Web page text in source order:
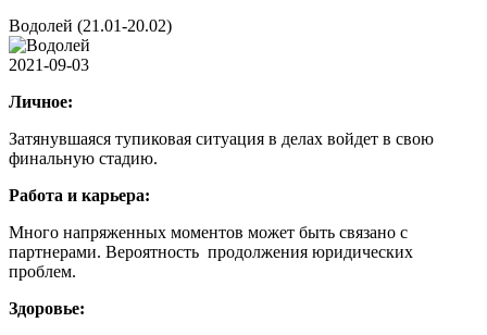
Водолей (21.01-20.02)
2021-09-03
Личное:
Затянувшаяся тупиковая ситуация в делах войдет в свою
финальную стадию.
Работа и карьера:
Много напряженных моментов может быть связано с
партнерами. Вероятность продолжения юридических
проблем.
Здоровье: